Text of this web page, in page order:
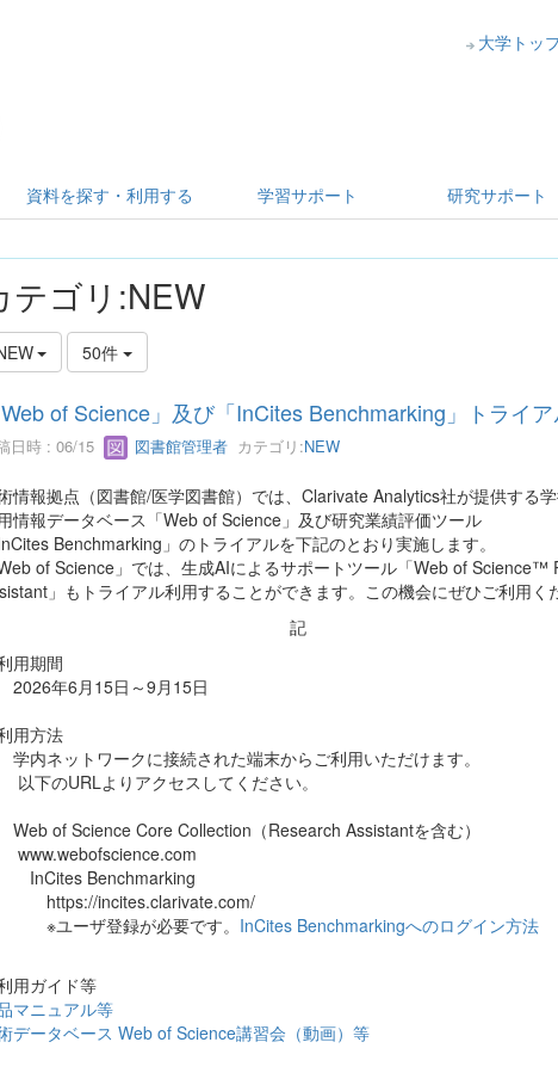
大学トッ
資料を探す・利用する 学習サポート 研究サポート
テゴリ:NEW
50件
Web of Science」及び「InCites Benchmarking」トライ
日時 : 06/15 図書館管理者カテゴリ:NEW
情報拠点（図書館/医学図書館）では、Clarivate Analytics社が提供する
情報データベース「Web of Science」及び研究業績評価ツール
InCites Benchmarking」のトライアルを下記のとおり実施します。
Web of Science」では、生成AIによるサポートツール「Web of Science™
」もトライアル利用することができます。この機会にぜひご利用く
用期間
年6月15日～9月15日
用方法
内ネットワークに接続された端末からご利用いただけます。
下のURLよりアクセスしてください。
of Science Core Collection（Research Assistantを含む）
Benchmarking
incites.clarivate.com/
ーザ登録が必要です。 InCites Benchmarkingへのログイン方法
用ガイド等
マニュアル等
データベース Web of Science講習会（動画）等